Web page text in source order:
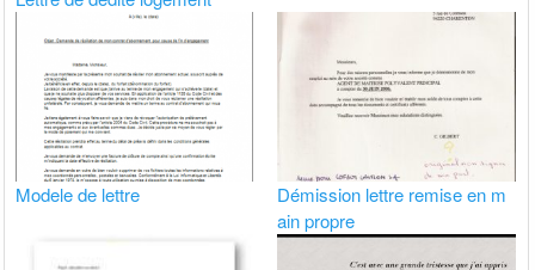
Modele de lettre
Démission lettre remise en m
ain propre